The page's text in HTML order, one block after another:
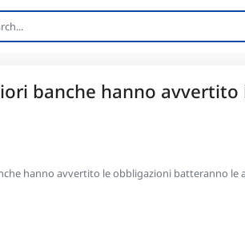
banche hanno
hanno avvertito le obbligazioni batteranno le